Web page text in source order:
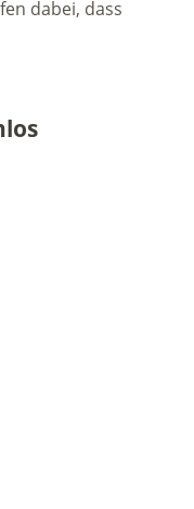
dabei, dass